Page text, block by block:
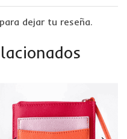
para dejar tu reseña.